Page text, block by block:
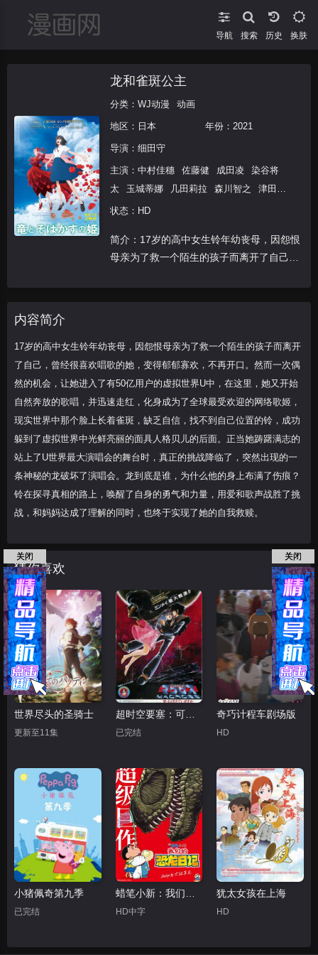
导航 搜索 换肤
龙和雀斑公主
分类： WJ动漫 动画
地区： 日本 年份： 2021
导演： 细田守
主演： 中村佳穗 佐藤健 成田凌
染谷将
太
玉城蒂娜 几田莉拉 森川智之
津田健
次郎
小山茉美
状态：HD
简介：17岁的高中女生铃年幼丧母，因怨恨
母亲为了救一个陌生的孩子而离开了自己，
内容简介
17岁的高中女生铃年幼丧母，因怨恨母亲为了救一个陌生的孩子而离开
了自己，曾经很喜欢唱歌的她，变得郁郁寡欢，不再开口。然而一次偶
然的机会，让她进入了有50亿用户的虚拟世界U中，在这里，她又开始
自然奔放的歌唱，并迅速走红，化身成为了全球最受欢迎的网络歌姬，
现实世界中那个脸上长着雀斑，缺乏自信，找不到自己位置的铃，成功
躲到了虚拟世界中光鲜亮丽的面具人格贝儿的后面。正当她踌躇满志的
站上了U世界最大演唱会的舞台时，真正的挑战降临了，突然出现的一
条神秘的龙破坏了演唱会。龙到底是谁，为什么他的身上布满了伤痕？
铃在探寻真相的路上，唤醒了自身的勇气和力量，用爱和歌声战胜了挑
战，和妈妈达成了理解的同时，也终于实现了她的自我救赎。
猜你喜欢
世界尽头的圣骑士
更新至11集
超时空要塞：可曾记得爱
已完结
奇巧计程车剧场版
HD
小猪佩奇第九季
已完结 HD中字
犹太女孩在上海
HD
关闭 关闭